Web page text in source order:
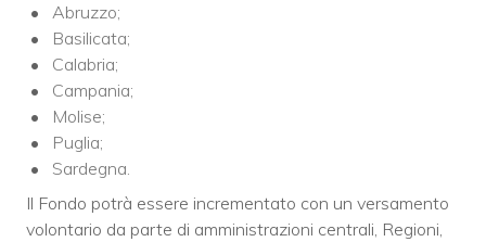
Abruzzo;
Basilicata;
Calabria;
Campania;
Molise;
Puglia;
Sardegna.
Il Fondo potrà essere incrementato con un versamento
volontario da parte di amministrazioni centrali, Regioni,